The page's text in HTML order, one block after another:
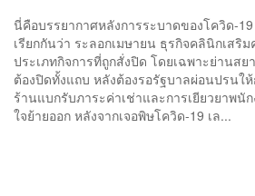
นี่คือบรรยากาศหลังการระบาดของโควิด-
เรียกกันว่า ระลอกเมษายน ธุรกิจคลินิกเสริ
ประเภทกิจการที่ถูกสั่งปิด โดยเฉพาะย่านส
ต้องปิดทั้งแถบ หลังต้องรอรัฐบาลผ่อนปรนใ
ร้านแบกรับภาระค่าเช่าและการเยียวยาพนั
ใจย้ายออก หลังจากเจอพิษโควิด-19 เล...